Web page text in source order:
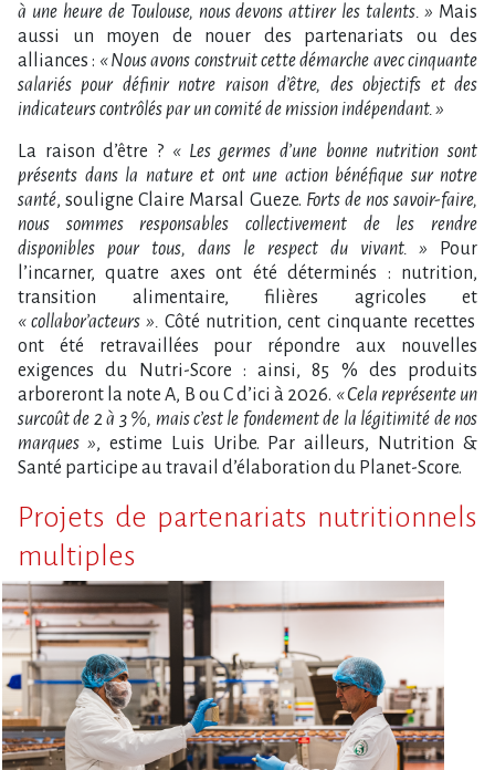
à une heure de Toulouse, nous devons attirer les talents. » Mais
aussi un moyen de nouer des partenariats ou des
alliances : « Nous avons construit cette démarche avec cinquante
salariés pour définir notre raison d’être, des objectifs et des
indicateurs contrôlés par un comité de mission indépendant. »
La raison d’être ? « Les germes d’une bonne nutrition sont
présents dans la nature et ont une action bénéfique sur notre
santé, souligne Claire Marsal Gueze. Forts de nos savoir-faire,
nous sommes responsables collectivement de les rendre
disponibles pour tous, dans le respect du vivant. » Pour
l’incarner, quatre axes ont été déterminés : nutrition,
transition alimentaire, filières agricoles et
« collabor’acteurs ». Côté nutrition, cent cinquante recettes
ont été retravaillées pour répondre aux nouvelles
exigences du Nutri-Score : ainsi, 85 % des produits
arboreront la note A, B ou C d’ici à 2026. « Cela représente un
surcoût de 2 à 3 %, mais c’est le fondement de la légitimité de nos
marques », estime Luis Uribe. Par ailleurs, Nutrition &
Santé participe au travail d’élaboration du Planet-Score.
Projets de partenariats nutritionnels
multiples